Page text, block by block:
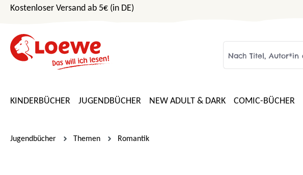
Hauptinhalt springen
Zur Suche springen
Zur Hauptnavigation springen
Kostenloser Versand ab 5€ (in DE)
KINDERBÜCHER JUGENDBÜCHER NEW ADULT & DARK COMIC-BÜCHER
Jugendbücher Themen Romantik